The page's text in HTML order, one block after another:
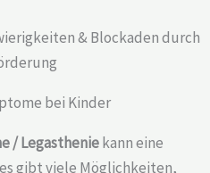
bei Kinder
/ Legastheniekann eine
gibt viele Möglichkeiten,